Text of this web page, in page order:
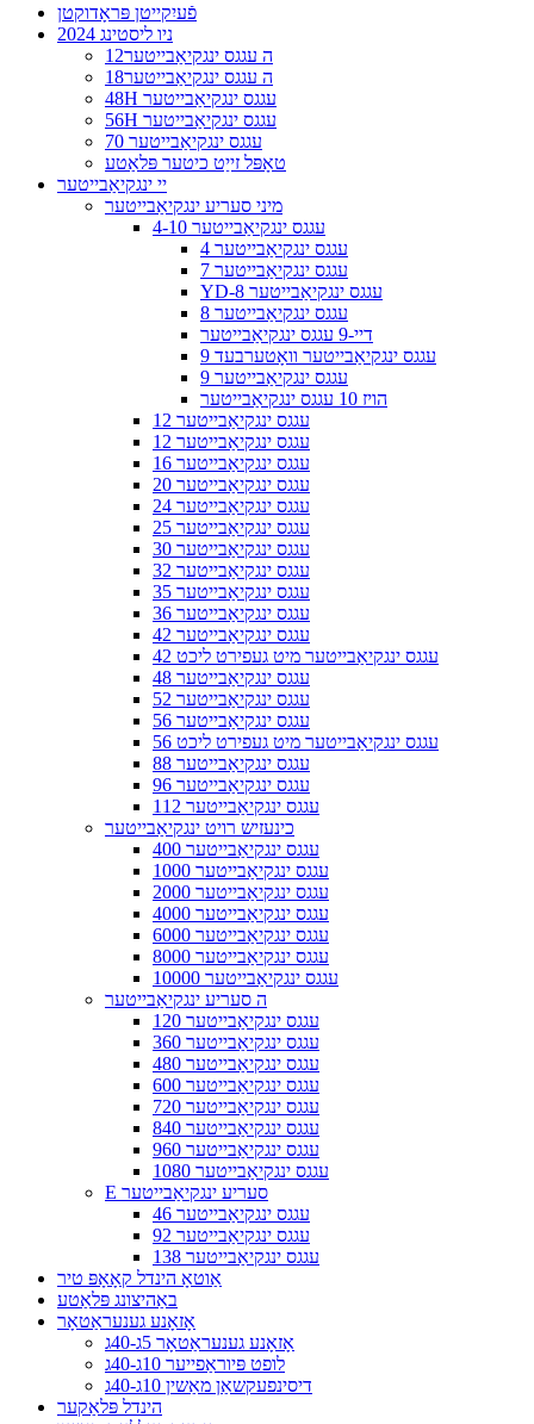
פֿעיִקייטן פּראָדוקטן
2024 ניו ליסטינג
12ה עגגס ינגקיאַבייטער
18ה עגגס ינגקיאַבייטער
48H עגגס ינגקיאַבייטער
56H עגגס ינגקיאַבייטער
70 עגגס ינגקיאַבייטער
טאָפּל זייַט כיטער פּלאַטע
יי ינגקיאַבייטער
מיני סעריע ינגקיאַבייטער
4-10 עגגס ינגקיאַבייטער
4 עגגס ינגקיאַבייטער
7 עגגס ינגקיאַבייטער
YD-8 עגגס ינגקיאַבייטער
8 עגגס ינגקיאַבייטער
דיי-9 עגגס ינגקיאַבייטער
9 עגגס ינגקיאַבייטער וואָטערבעד
9 עגגס ינגקיאַבייטער
הויז 10 עגגס ינגקיאַבייטער
12 עגגס ינגקיאַבייטער
12 עגגס ינגקיאַבייטער
16 עגגס ינגקיאַבייטער
20 עגגס ינגקיאַבייטער
24 עגגס ינגקיאַבייטער
25 עגגס ינגקיאַבייטער
30 עגגס ינגקיאַבייטער
32 עגגס ינגקיאַבייטער
35 עגגס ינגקיאַבייטער
36 עגגס ינגקיאַבייטער
42 עגגס ינגקיאַבייטער
42 עגגס ינגקיאַבייטער מיט געפירט ליכט
48 עגגס ינגקיאַבייטער
52 עגגס ינגקיאַבייטער
56 עגגס ינגקיאַבייטער
56 עגגס ינגקיאַבייטער מיט געפירט ליכט
88 עגגס ינגקיאַבייטער
96 עגגס ינגקיאַבייטער
112 עגגס ינגקיאַבייטער
כינעזיש רויט ינגקיאַבייטער
400 עגגס ינגקיאַבייטער
1000 עגגס ינגקיאַבייטער
2000 עגגס ינגקיאַבייטער
4000 עגגס ינגקיאַבייטער
6000 עגגס ינגקיאַבייטער
8000 עגגס ינגקיאַבייטער
10000 עגגס ינגקיאַבייטער
ה סעריע ינגקיאַבייטער
120 עגגס ינגקיאַבייטער
360 עגגס ינגקיאַבייטער
480 עגגס ינגקיאַבייטער
600 עגגס ינגקיאַבייטער
720 עגגס ינגקיאַבייטער
840 עגגס ינגקיאַבייטער
960 עגגס ינגקיאַבייטער
1080 עגגס ינגקיאַבייטער
E סעריע ינגקיאַבייטער
46 עגגס ינגקיאַבייטער
92 עגגס ינגקיאַבייטער
138 עגגס ינגקיאַבייטער
אַוטאָ הינדל קאָאָפּ טיר
באַהיצונג פּלאַטע
אָזאָנע גענעראַטאָר
אָזאָנע גענעראַטאָר 5ג-40ג
לופט פּיוראַפייער 10ג-40ג
דיסינפעקשאַן מאַשין 10ג-40ג
הינדל פּלאַקער